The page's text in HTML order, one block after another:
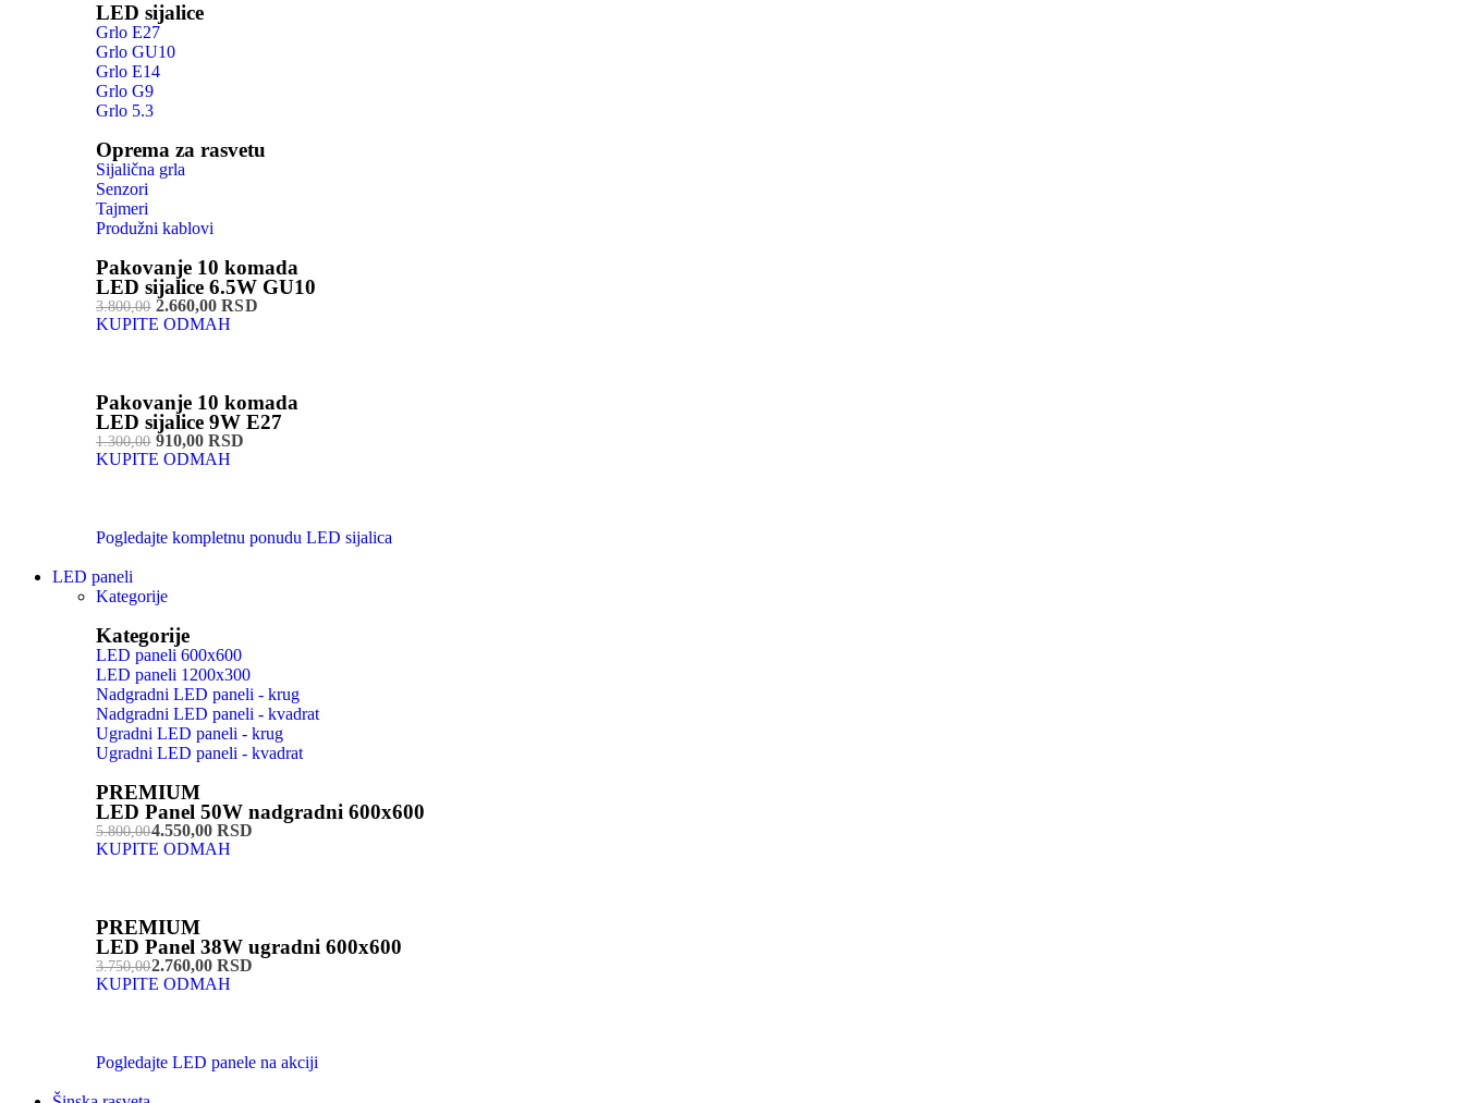
LED sijalice
Grlo E27
Grlo GU10
Grlo E14
Grlo G9
Grlo 5.3
Oprema za rasvetu
Sijalična grla
Senzori
Tajmeri
Produžni kablovi
Pakovanje 10 komada
LED sijalice 6.5W GU10
3.800,002.660,00 RSD
KUPITE ODMAH
Pakovanje 10 komada
LED sijalice 9W E27
1.300,00910,00 RSD
KUPITE ODMAH
Pogledajte kompletnu ponudu LED sijalica
LED paneli
Kategorije
Kategorije
LED paneli 600x600
LED paneli 1200x300
Nadgradni LED paneli - krug
Nadgradni LED paneli - kvadrat
Ugradni LED paneli - krug
Ugradni LED paneli - kvadrat
PREMIUM
LED Panel 50W nadgradni 600x600
5.800,004.550,00 RSD
KUPITE ODMAH
PREMIUM
LED Panel 38W ugradni 600x600
3.750,002.760,00 RSD
KUPITE ODMAH
Pogledajte LED panele na akciji